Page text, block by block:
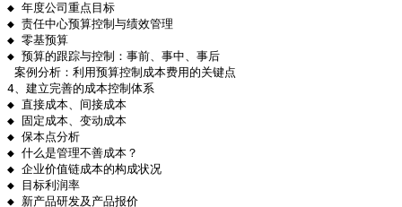
◆ 年度公司重点目标
◆ 责任中心预算控制与绩效管理
◆ 零基预算
◆ 预算的跟踪与控制：事前、事中、事后
案例分析：利用预算控制成本费用的关键点
4、建立完善的成本控制体系
◆ 直接成本、间接成本
◆ 固定成本、变动成本
◆ 保本点分析
◆ 什么是管理不善成本？
◆ 企业价值链成本的构成状况
◆ 目标利润率
◆ 新产品研发及产品报价